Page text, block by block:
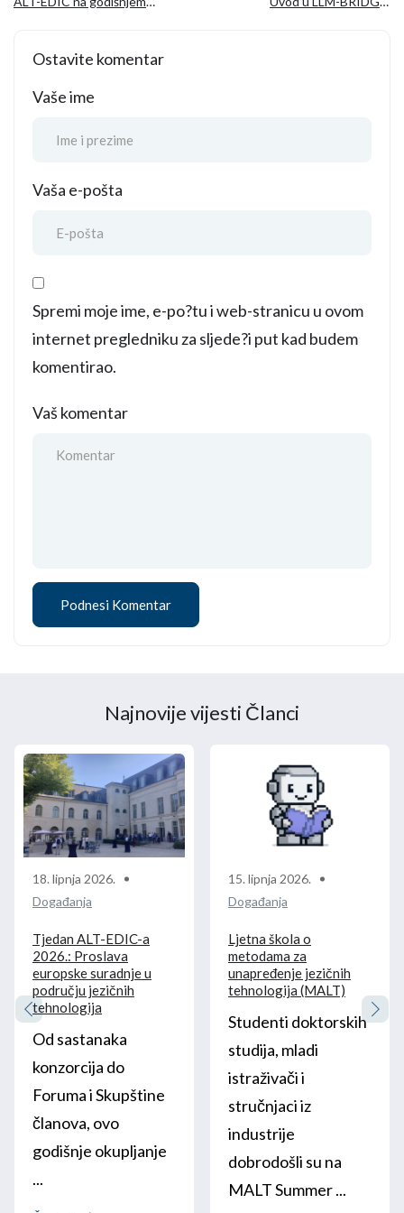
povjerenja u europske
Ostavite komentar
Vaše ime
Vaša e-pošta
Spremi moje ime, e-po?tu i web-stranicu u ovom
internet pregledniku za sljede?i put kad budem
komentirao.
Vaš komentar
Najnovije vijesti Članci
18. lipnja 2026.
Događanja
Tjedan ALT-EDIC-a
2026.: Proslava
europske suradnje u
području jezičnih
tehnologija
Od sastanaka
konzorcija do
Foruma i Skupštine
članova, ovo
godišnje okupljanje
...
15. lipnja 2026.
Događanja
Ljetna škola o
metodama za
unapređenje jezičnih
tehnologija (MALT)
Studenti doktorskih
studija, mladi
istraživači i
stručnjaci iz
industrije
dobrodošli su na
MALT Summer ...